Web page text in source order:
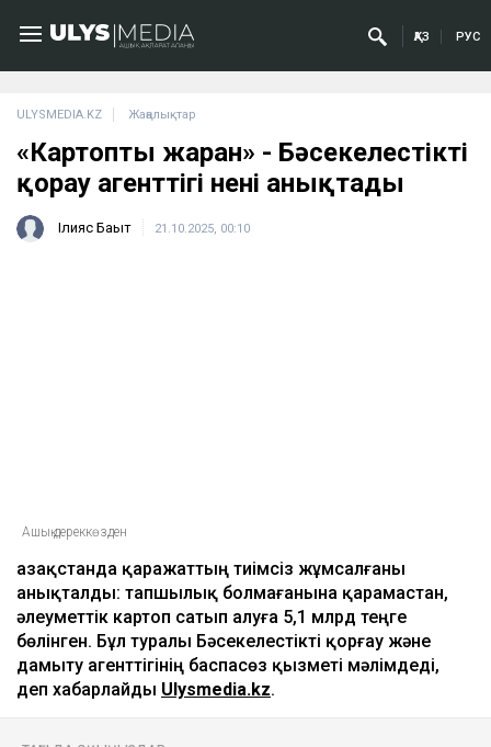
ҚАЗ РУС
ULYSMEDIA.KZ Жаңалықтар
«Картопты жарған» - Бәсекелестікті
қорғау агенттігі нені анықтады
Ілияс Бақыт 21.10.2025, 00:10
Ашық дереккөзден
Қазақстанда қаражаттың тиімсіз жұмсалғаны
анықталды: тапшылық болмағанына қарамастан,
әлеуметтік картоп сатып алуға 5,1 млрд теңге
бөлінген. Бұл туралы Бәсекелестікті қорғау және
дамыту агенттігінің баспасөз қызметі мәлімдеді,
деп хабарлайды Ulysmedia.kz.